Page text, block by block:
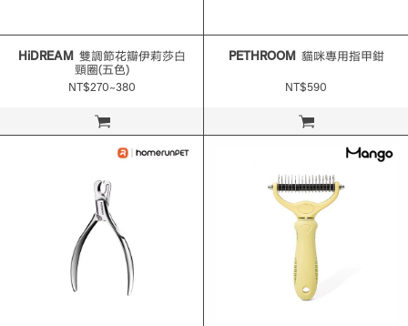
立即購買
HiDREAM
頸圈(五色)
NT$270~380
立即購買
PETHROOM 貓咪專用指甲鉗
NT$590